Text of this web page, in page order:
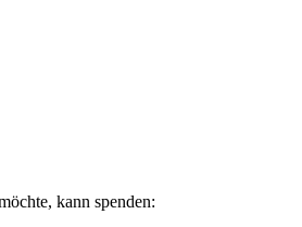
kann spenden: